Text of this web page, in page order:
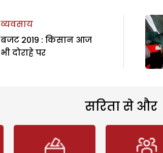
व्यवसाय
बजट 2019 : किसान आज
भी दोराहे पर
सरिता से और